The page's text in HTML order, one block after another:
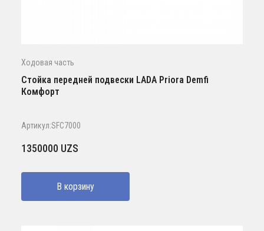
Ходовая часть
Стойка передней подвески LADA Priora Demfi
Комфорт
Артикул:SFC7000
1350000 UZS
В корзину